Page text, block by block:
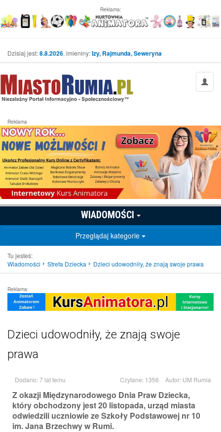
Reklama:
Dzisiaj jest:8.8.2026, imieniny:Izy, Rajmunda, Seweryna
Reklama
WIADOMOŚCI
Przeglądaj kategorie
Tu jesteś:
Wiadomości
Strefa Dziecka Dzieci udowodniły, że znają swoje prawa
Reklama:
Dzieci udowodniły, że znają swoje
prawa
Dodano: 7 lat temu Czytane: 1356 Autor: UM Rumia
Z okazji Międzynarodowego Dnia Praw Dziecka,
który obchodzony jest 20 listopada, urząd miasta
odwiedzili uczniowie ze Szkoły Podstawowej nr 10
im. Jana Brzechwy w Rumi.